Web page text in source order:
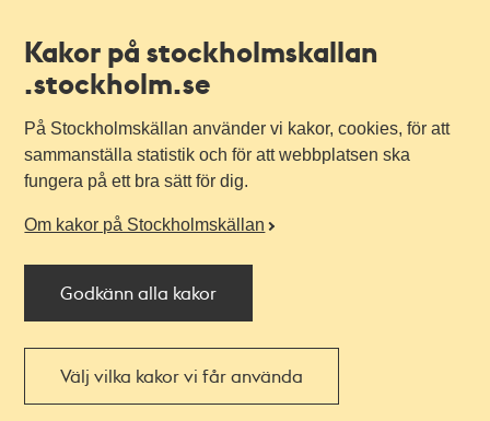
Kakor på stockholmskallan
.stockholm.se
På Stockholmskällan använder vi kakor, cookies, för att
sammanställa statistik och för att webbplatsen ska
fungera på ett bra sätt för dig.
Om kakor på Stockholmskällan
Godkänn alla kakor
Välj vilka kakor vi får använda